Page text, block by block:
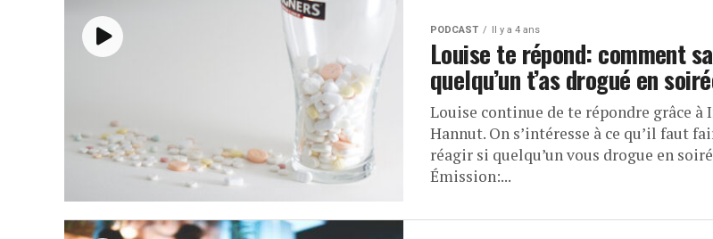
PODCAST Il y a 4 ans
Louise te répond: comment
quelqu’un t’as drogué en
Louise continue de te répondre grâce à
Hannut. On s’intéresse à ce qu’il faut
réagir si quelqu’un vous drogue en
Émission:...